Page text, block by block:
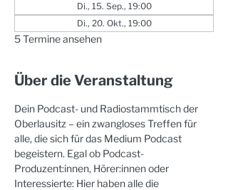
Di., 15. Sep., 19:00
Di., 20. Okt., 19:00
5 Termine ansehen
Über die Veranstaltung
Dein Podcast- und Radiostammtisch der
Oberlausitz – ein zwangloses Treffen für
alle, die sich für das Medium Podcast
begeistern. Egal ob Podcast-
Produzent:innen, Hörer:innen oder
Interessierte: Hier haben alle die